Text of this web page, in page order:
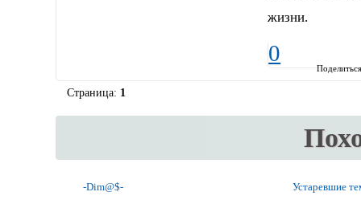
жизни.
0
Страница: 1
-Dim@$-
Устаревшие